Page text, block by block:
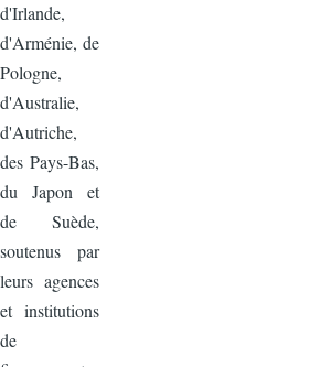
d'Irlande,
d'Arménie, de
Pologne,
d'Australie,
d'Autriche,
des Pays-Bas,
du Japon et
de Suède,
soutenus par
leurs agences
et institutions
de